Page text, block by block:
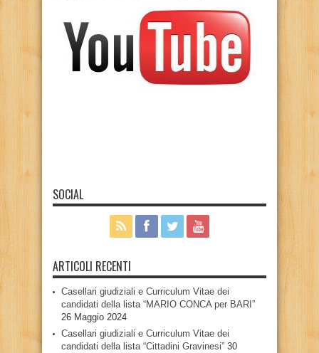
SOCIAL
ARTICOLI RECENTI
Casellari giudiziali e Curriculum Vitae dei
candidati della lista “MARIO CONCA per BARI”
26 Maggio 2024
Casellari giudiziali e Curriculum Vitae dei
candidati della lista “Cittadini Gravinesi” 30